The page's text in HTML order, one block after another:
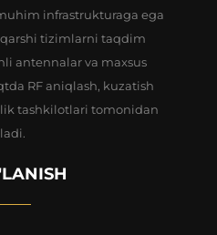
infrastrukturaga ega
tizimlarni taqdim
antennalar va maxsus
RF aniqlash, kuzatish
tashkilotlari tomonidan